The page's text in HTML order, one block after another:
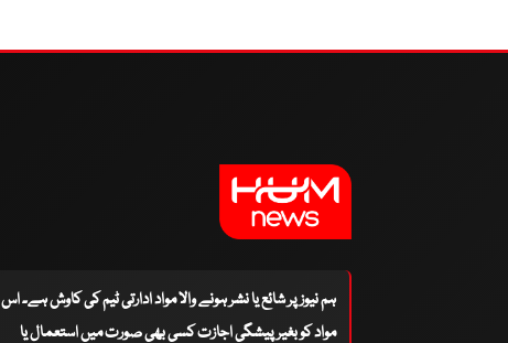
ہم نیوز پر شائع یا نشر ہونے والا مواد ادارتی ٹیم کی کاوش ہے۔ اس
مواد کو بغیر پیشگی اجازت کسی بھی صورت میں استعمال یا